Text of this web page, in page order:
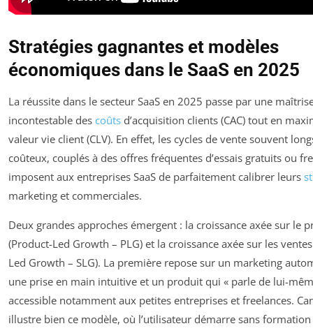
Stratégies gagnantes et modèles
économiques dans le SaaS en 2025
La réussite dans le secteur SaaS en 2025 passe par une
incontestable des coûts d’acquisition clients (CAC) tout en
valeur vie client (CLV). En effet, les cycles de vente souvent
coûteux, couplés à des offres fréquentes d’essais gratuits ou
imposent aux entreprises SaaS de parfaitement calibrer leurs
marketing et commerciales.
Deux grandes approches émergent : la croissance axée sur le
(Product-Led Growth – PLG) et la croissance axée sur les ventes
Led Growth – SLG). La première repose sur un marketing
une prise en main intuitive et un produit qui « parle de lui-
accessible notamment aux petites entreprises et freelances.
illustre bien ce modèle, où l’utilisateur démarre sans